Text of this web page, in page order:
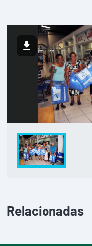
Relacionadas